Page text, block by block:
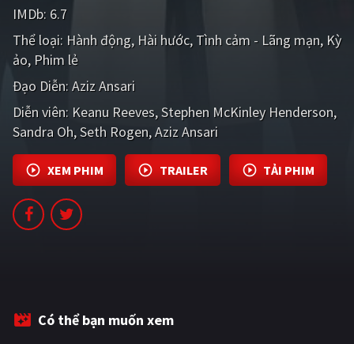
Ấn Độ
Tổng hợp
CẬP NHẬT
PHIM MỚI
PHIM BỘ
PHIM LẺ
PHIM CHIẾU RẠP
IMDb: 6.7
Thể loại: Hành động Hài hước Tình cảm - Lãng mạn Kỳ
ảo Phim lẻ
Đạo Diễn: Aziz Ansari
Diễn viên: Keanu Reeves Stephen McKinley Henderson
Sandra Oh Seth Rogen Aziz Ansari
XEM PHIM TRAILER TẢI PHIM
Có thể bạn muốn xem